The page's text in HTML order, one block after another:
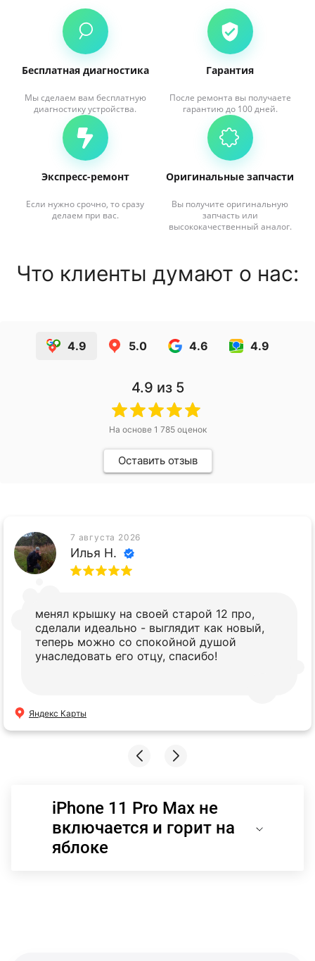
Бесплатная диагностика
Мы сделаем вам бесплатную
диагностику устройства.
Гарантия
После ремонта вы получаете
гарантию до 100 дней.
Экспресс-ремонт
Если нужно срочно, то сразу
делаем при вас.
Оригинальные запчасти
Вы получите оригинальную
запчасть или
высококачественный аналог.
Что клиенты думают о нас:
4.9 5.0 4.6 4.9
4.9 из 5
На основе 1 785оценок
Оставить отзыв
7 августа 2026
Илья Н.
менял крышку на своей старой 12 про,
сделали идеально - выглядит как новый,
теперь можно со спокойной душой
унаследовать его отцу, спасибо!
Яндекс Карты
iPhone 11 Pro Max не
включается и горит на
яблоке